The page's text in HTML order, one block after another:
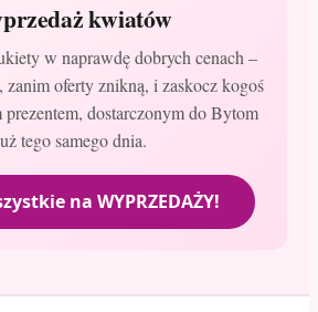
kwiatów
w naprawdę dobrych cenach –
zanim oferty znikną, i zaskocz kogoś
dostarczonym do Bytom
tego samego dnia.
na WYPRZEDAŻY!